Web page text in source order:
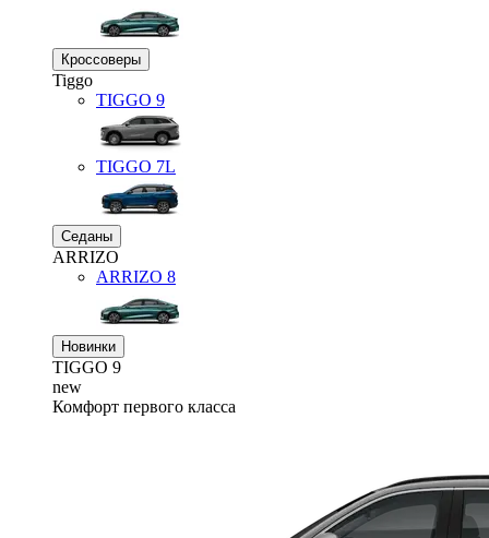
Кроссоверы
Tiggo
TIGGO 9
TIGGO 7L
Седаны
ARRIZO
ARRIZO 8
Новинки
TIGGO 9
new
Комфорт первого класса